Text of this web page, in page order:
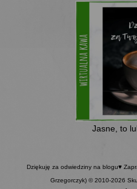
Jasne, to
Dziękuję za odwiedziny na blogu♥
Grzegorczyk) © 2010-2026